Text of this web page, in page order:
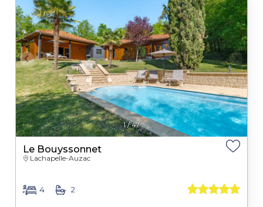
1/47
Le Bouyssonnet
Lachapelle-Auzac
4 2